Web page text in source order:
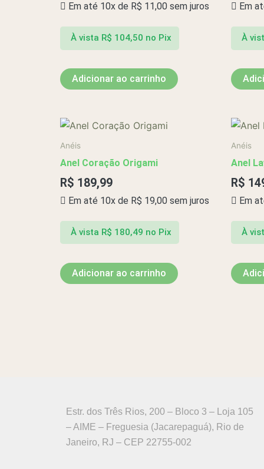
Em até 10x de R$ 11,00 sem juros
À vista R$ 104,50 no Pix
Adicionar ao carrinho
Em
À
Anéis
Anel Coração Origami
R$ 189,99
Em até 10x de R$ 19,00 sem juros
À vista R$ 180,49 no Pix
Adicionar ao carrinho
Anéis
Anel
R$
Em
À
Estr. dos Três Rios, 200 – Bloco 3 – Loja 105
– AIME – Freguesia (Jacarepaguá), Rio de
Janeiro, RJ – CEP 22755-002